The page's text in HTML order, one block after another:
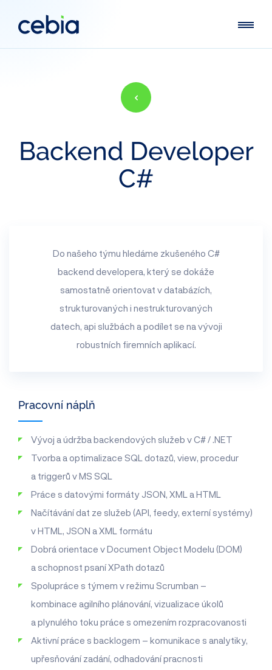
Backend Developer
C#
Do našeho týmu hledáme zkušeného C#
backend developera, který se dokáže
samostatně orientovat v databázích,
strukturovaných i nestrukturovaných
datech, api službách a podílet se na vývoji
robustních firemních aplikací.
Pracovní náplň
Vývoj a údržba backendových služeb v C# / .NET
Tvorba a optimalizace SQL dotazů, view, procedur
a triggerů v MS SQL
Práce s datovými formáty JSON, XML a HTML
Načítávání dat ze služeb (API, feedy, externí systémy)
v HTML, JSON a XML formátu
Dobrá orientace v Document Object Modelu (DOM)
a schopnost psaní XPath dotazů
Spolupráce s týmem v režimu Scrumban –
kombinace agilního plánování, vizualizace úkolů
a plynulého toku práce s omezením rozpracovanosti
Aktivní práce s backlogem – komunikace s analytiky,
upřesňování zadání, odhadování pracnosti